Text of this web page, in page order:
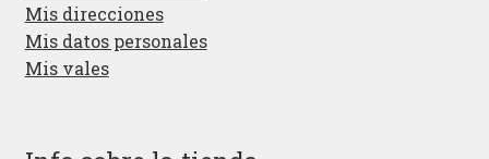
Mis direcciones
Mis datos personales
Mis vales